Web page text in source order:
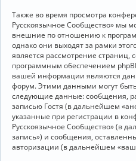
Также во время просмотра
Русскоязычное Сообщество» мы
внешние по отношению к
однако они выходят за рамки
является рассмотрение страниц,
программным обеспечением
вашей информации являются
форум. Этими данными могут
следующие данные: сообщения,
записью Гостя (в дальнейшем
указанные при регистрации в
Русскоязычное Сообщество» (в
запись») и сообщения,
авторизации (в дальнейшем